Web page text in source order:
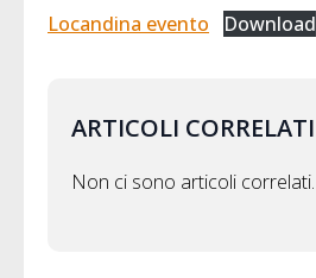
Locandina evento
Download
ARTICOLI CORRELATI
Non ci sono articoli correlati.